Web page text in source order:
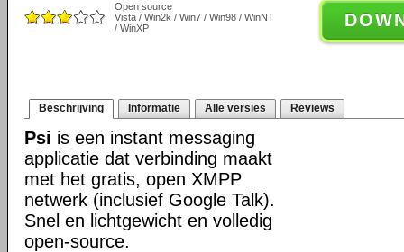
Open source
Vista / Win2k / Win7 / Win98 / WinNT
/ WinXP
Beschrijving Informatie Alle versies Reviews
Psi is een instant messaging
applicatie dat verbinding maakt
met het gratis, open XMPP
netwerk (inclusief Google Talk).
Snel en lichtgewicht en volledig
open-source.